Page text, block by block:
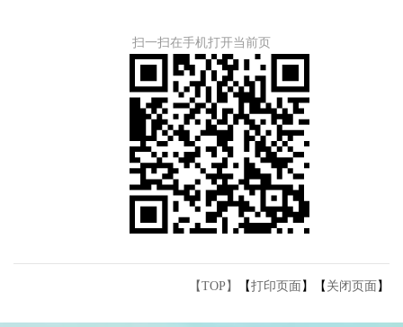
扫一扫在手机打开当前页
【TOP】 【打印页面】【 关闭页面】